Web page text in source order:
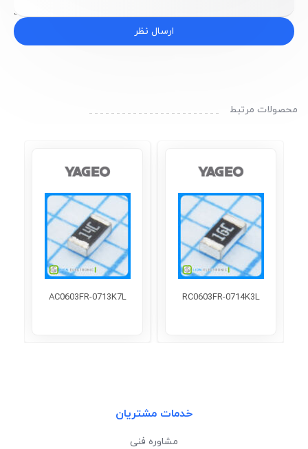
ارسال نظر
محصولات مرتبط
RC0603FR-0714K3L
AC0603FR-0713K7L
خدمات مشتریان
مشاوره فنی